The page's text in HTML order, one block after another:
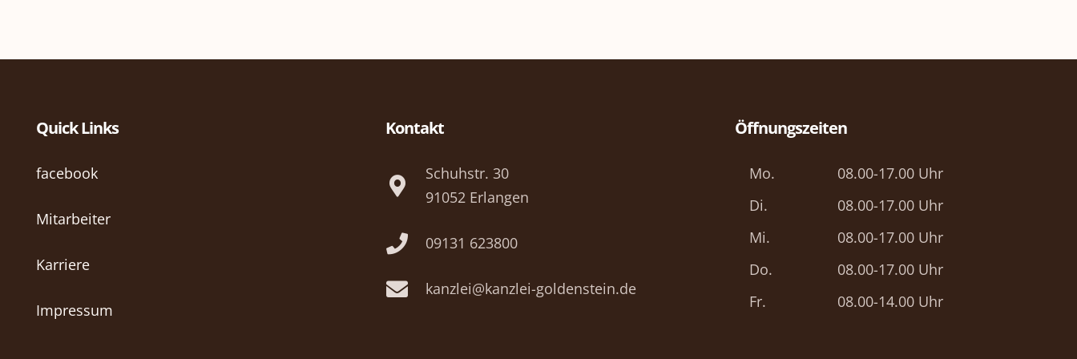
Quick Links
facebook
Mitarbeiter
Karriere
Impressum
Kontakt
Schuhstr. 30
91052 Erlangen
09131 623800
kanzlei@kanzlei-goldenstein.de
Öffnungszeiten
Mo.
08.00-17.00 Uhr
Di.
08.00-17.00 Uhr
Mi.
08.00-17.00 Uhr
Do.
08.00-17.00 Uhr
Fr.
08.00-14.00 Uhr